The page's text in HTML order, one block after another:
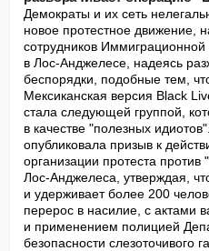
Демократы и их сеть
новое протестное движение,
сотрудников
в Лос-Анджелесе, надеясь
беспорядки, подобные тем,
Мексиканская версия Black
стала следующей группой,
в качестве "полезных
опубликовала призыв к
организации протеста против
Лос-Анджелеса, утверждая,
и удерживает более 200
перерос в насилие, с актами
и применением полицией
безопасности слезоточивого